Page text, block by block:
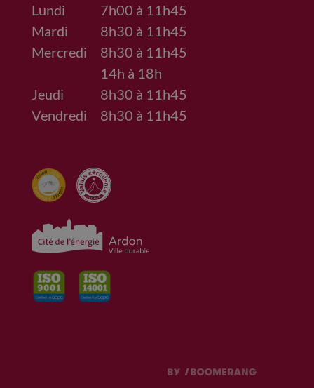
Lundi
7h00 à 11h45
Mardi
8h30 à 11h45
Mercredi
8h30 à 11h45
14h à 18h
Jeudi
8h30 à 11h45
Vendredi
8h30 à 11h45